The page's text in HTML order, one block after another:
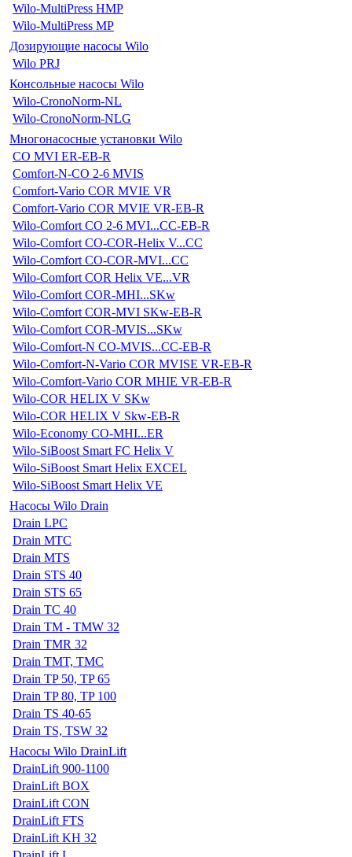
Wilo-MultiPress HMP
Wilo-MultiPress MP
Дозирующие насосы Wilo
Wilo PRJ
Консольные насосы Wilo
Wilo-CronoNorm-NL
Wilo-CronoNorm-NLG
Многонасосные установки Wilo
CO MVI ER-EB-R
Comfort-N-CO 2-6 MVIS
Comfort-Vario COR MVIE VR
Comfort-Vario COR MVIE VR-EB-R
Wilo-Comfort CO 2-6 MVI...CC-EB-R
Wilo-Comfort CO-COR-Helix V...CC
Wilo-Comfort CO-COR-MVI...CC
Wilo-Comfort COR Helix VE...VR
Wilo-Comfort COR-MHI...SKw
Wilo-Comfort COR-MVI SKw-EB-R
Wilo-Comfort COR-MVIS...SKw
Wilo-Comfort-N CO-MVIS...CC-EB-R
Wilo-Comfort-N-Vario COR MVISE VR-EB-R
Wilo-Comfort-Vario COR MHIE VR-EB-R
Wilo-COR HELIX V SKw
Wilo-COR HELIX V Skw-EB-R
Wilo-Economy CO-MHI...ER
Wilo-SiBoost Smart FC Helix V
Wilo-SiBoost Smart Helix EXCEL
Wilo-SiBoost Smart Helix VE
Насосы Wilo Drain
Drain LPC
Drain MTC
Drain MTS
Drain STS 40
Drain STS 65
Drain TC 40
Drain TM - TMW 32
Drain TMR 32
Drain TMT, TMC
Drain TP 50, TP 65
Drain TP 80, TP 100
Drain TS 40-65
Drain TS, TSW 32
Насосы Wilo DrainLift
DrainLift 900-1100
DrainLift BOX
DrainLift CON
DrainLift FTS
DrainLift KH 32